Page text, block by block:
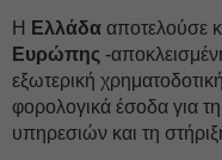
Η Ελλάδα αποτελούσε
Ευρώπης -
εξωτερική
φορολογικά έσοδα για
υπηρεσιών και τη